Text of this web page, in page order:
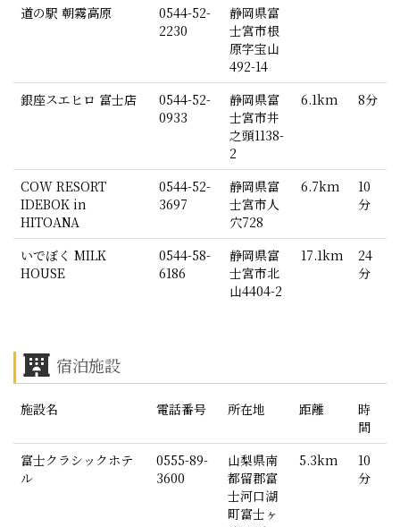
道の駅 朝霧高原
0544-52-
2230
静岡県富
士宮市根
原字宝山
492-14
銀座スエヒロ 富士店
0544-52-
0933
静岡県富
士宮市井
之頭1138-
2
6.1km 8分
COW RESORT
IDEBOK in
HITOANA
0544-52-
3697
静岡県富
士宮市人
穴728
6.7km
10
分
いでぼく MILK
HOUSE
0544-58-
6186
静岡県富
士宮市北
山4404-2
17.1km
24
分
宿泊施設
施設名 電話番号 所在地 距離
時
間
富士クラシックホテ
ル
0555-89-
3600
山梨県南
都留郡富
士河口湖
町富士ヶ
5.3km
10
分